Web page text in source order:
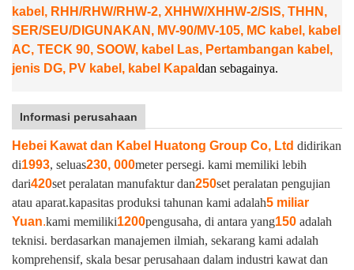
kabel, RHH/RHW/RHW-2, XHHW/XHHW-2/SIS, THHN,
SER/SEU/DIGUNAKAN, MV-90/MV-105, MC kabel, kabel
AC, TECK 90, SOOW, kabel Las, Pertambangan kabel,
jenis DG, PV kabel, kabel Kapal dan sebagainya.
Informasi perusahaan
Hebei Kawat dan Kabel Huatong Group Co, Ltd didirikan
di1993, seluas230, 000meter persegi. kami memiliki lebih
dari420set peralatan manufaktur dan250set peralatan pengujian
atau aparat.kapasitas produksi tahunan kami adalah5 miliar
Yuan.kami memiliki1200pengusaha, di antara yang150 adalah
teknisi. berdasarkan manajemen ilmiah, sekarang kami adalah
komprehensif, skala besar perusahaan dalam industri kawat dan